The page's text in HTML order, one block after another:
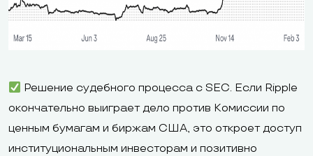
Решение судебного процесса с SEC. Если Ripple
окончательно выиграет дело против Комиссии по
ценным бумагам и биржам США, это откроет доступ
институциональным инвесторам и позитивно